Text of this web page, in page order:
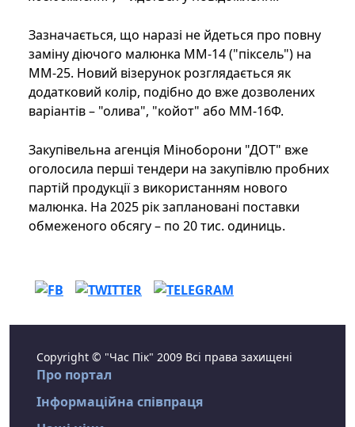
Зазначається, що наразі не йдеться про повну
заміну діючого малюнка ММ-14 ("піксель") на
ММ-25. Новий візерунок розглядається як
додатковий колір, подібно до вже дозволених
варіантів – "олива", "койот" або ММ-16Ф.
Закупівельна агенція Міноборони "ДОТ" вже
оголосила перші тендери на закупівлю пробних
партій продукції з використанням нового
малюнка. На 2025 рік заплановані поставки
обмеженого обсягу – по 20 тис. одиниць.
Copyright © "Час Пік" 2009 Всі права захищені
Про портал
Інформаційна співпраця